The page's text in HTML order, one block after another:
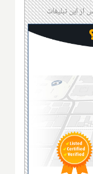
این تبلیغات